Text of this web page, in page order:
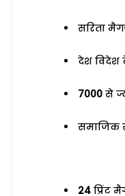
सरिता
देश विदेश
7000 से
समाजिक
24 प्रिंट